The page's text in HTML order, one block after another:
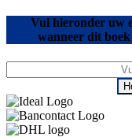
Vul hieronder uw
wanneer dit